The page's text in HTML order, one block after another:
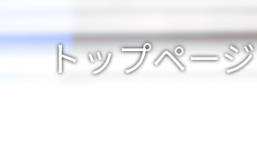
トップページ